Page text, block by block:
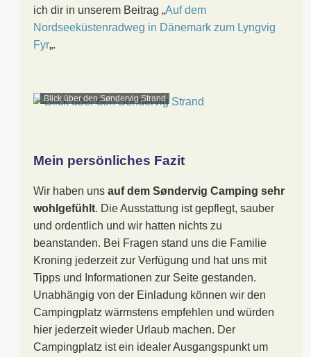
ich dir in unserem Beitrag „Auf dem
Nordseeküstenradweg in Dänemark zum Lyngvig
Fyr„.
Blick über den Søndervig Strand
Mein persönliches Fazit
Wir haben uns auf dem Søndervig Camping sehr
wohlgefühlt. Die Ausstattung ist gepflegt, sauber
und ordentlich und wir hatten nichts zu
beanstanden. Bei Fragen stand uns die Familie
Kroning jederzeit zur Verfügung und hat uns mit
Tipps und Informationen zur Seite gestanden.
Unabhängig von der Einladung können wir den
Campingplatz wärmstens empfehlen und würden
hier jederzeit wieder Urlaub machen. Der
Campingplatz ist ein idealer Ausgangspunkt um